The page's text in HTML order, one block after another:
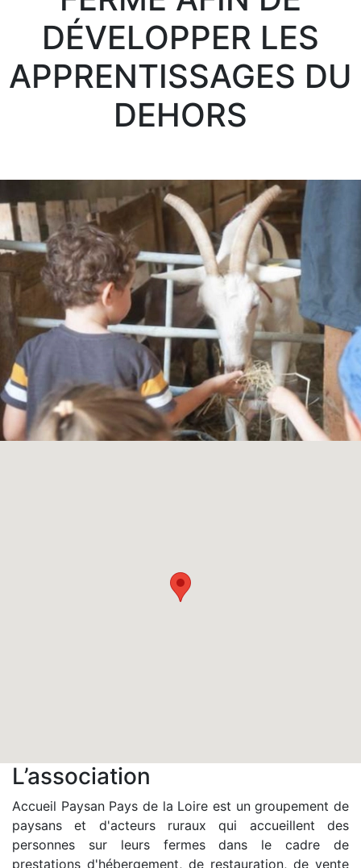
DÉVELOPPER LES
APPRENTISSAGES DU
DEHORS
L’association
Accueil Paysan Pays de la Loire est un groupement de
paysans et d'acteurs ruraux qui accueillent des
personnes sur leurs fermes dans le cadre de
prestations d'hébergement, de restauration, de vente